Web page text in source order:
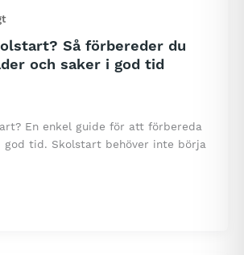
Så förbereder du
och saker i god tid
En enkel guide för att förbereda
god tid. Skolstart behöver inte börja